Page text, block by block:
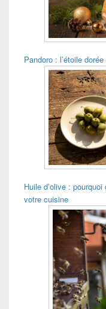
Pandoro : l’étoile
Huile d’olive :
votre cuisine